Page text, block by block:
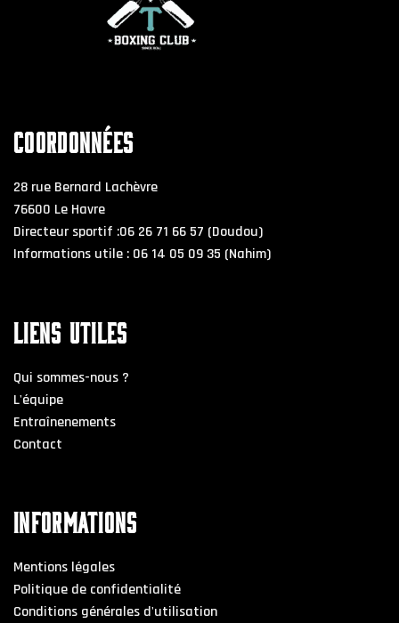
COORDONNÉES
28 rue Bernard Lachèvre
76600 Le Havre
Directeur sportif :06 26 71 66 57 (Doudou)
Informations utile : 06 14 05 09 35 (Nahim)
LIENS UTILES
Qui sommes-nous ?
L'équipe
Entraînenements
Contact
INFORMATIONS
Mentions légales
Politique de confidentialité
Conditions générales d'utilisation